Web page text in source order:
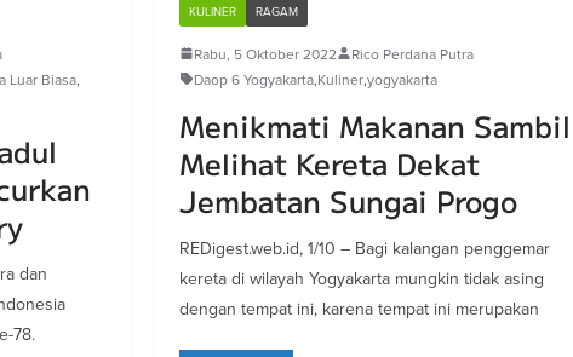
Luar Biasa,
dan
78.
KULINER RAGAM
Rabu, 5 Oktober 2022
Rico Perdana Putra
Daop 6 Yogyakarta,Kuliner,yogyakarta
Menikmati Makanan Sambil
Melihat Kereta Dekat
Jembatan Sungai Progo
REDigest.web.id, 1/10 – Bagi kalangan penggemar
kereta di wilayah Yogyakarta mungkin tidak asing
dengan tempat ini, karena tempat ini merupakan